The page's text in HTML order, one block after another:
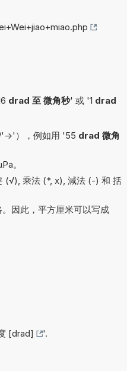
drad 至 微角秒' 或 '1 drad
>'），例如用 '55 drad 微角
。
(√), 乘法 (*, x), 減法 (-) 和 括
因此，平方厘米可以写成
[drad]
'.